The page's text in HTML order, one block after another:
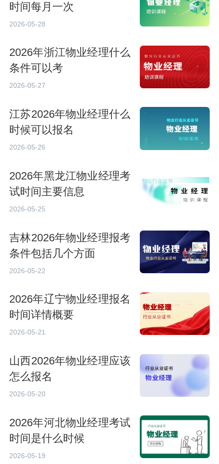
时间每月一次
2026-05-28
2026年浙江物业经理什么
条件可以考
2026-05-27
江苏2026年物业经理什么
时候可以报名
2026-05-26
2026年黑龙江物业经理考
试时间主要信息
2026-05-25
吉林2026年物业经理报考
条件包括几个方面
2026-05-22
2026年辽宁物业经理报名
时间详情概要
2026-05-21
山西2026年物业经理应该
怎么报名
2026-05-20
2026年河北物业经理考试
时间是什么时候
2026-05-19